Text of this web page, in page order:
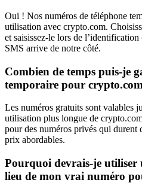
Oui ! Nos numéros de téléphone
utilisation avec crypto.com.
et saisissez-le lors de
SMS arrive de notre côté.
Combien de temps puis-je
temporaire pour
Les numéros gratuits sont valables
utilisation plus longue de
pour des numéros privés qui durent
prix abordables.
Pourquoi devrais-je utiliser
lieu de mon vrai numéro